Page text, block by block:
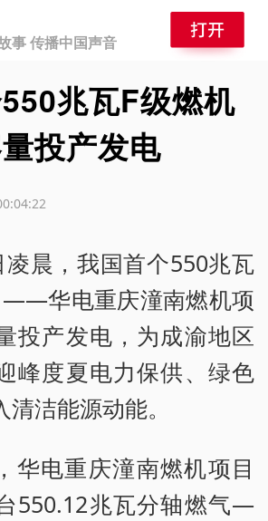
事 传播中国声音
兆瓦F级燃机
投产发电
晨，我国首个550兆瓦
——华电重庆潼南燃机项
投产发电，为成渝地区
峰度夏电力保供、绿色
洁能源动能。
华电重庆潼南燃机项目
550.12兆瓦分轴燃气—